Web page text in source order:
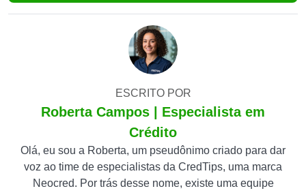
ESCRITO POR
Roberta Campos | Especialista em
Crédito
Olá, eu sou a Roberta, um pseudônimo criado para dar
voz ao time de especialistas da CredTips, uma marca
Neocred. Por trás desse nome, existe uma equipe